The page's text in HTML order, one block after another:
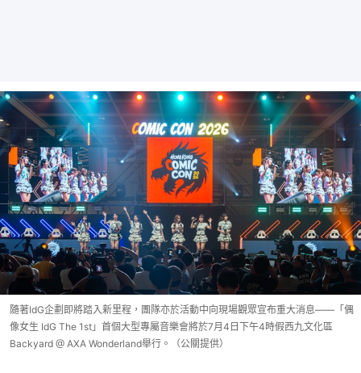
隨著IdG企劃即將踏入新里程，團隊亦於活動中向現場觀眾宣布重大消息——「偶
像女生 IdG The 1st」首個大型專屬音樂會將於7月4日下午4時假西九文化區
Backyard @ AXA Wonderland舉行。（公關提供）